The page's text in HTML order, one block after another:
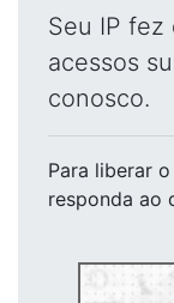
Seu IP fez
acessos
conosco.
Para liberar
responda ao